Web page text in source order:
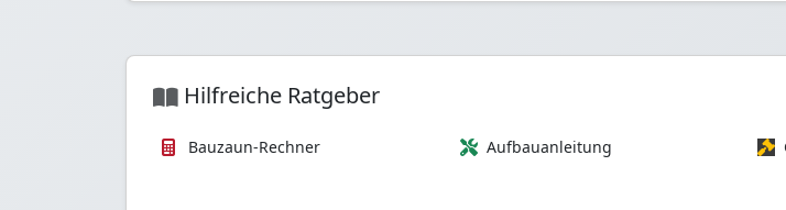
Hilfreiche Ratgeber
Bauzaun-Rechner Aufbauanleitung